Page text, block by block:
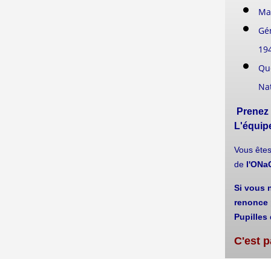
Vous
de
Si vous
renonce
Pupilles
C'est